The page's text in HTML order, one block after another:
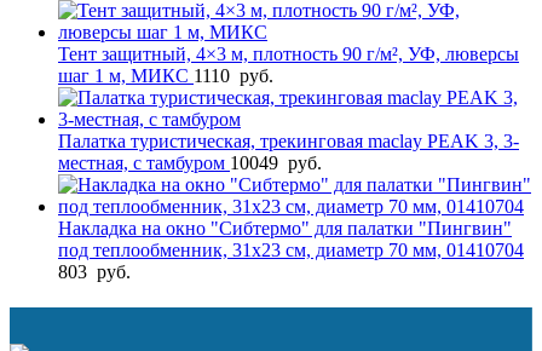
Тент защитный, 4×3 м, плотность 90 г/м², УФ, люверсы
шаг 1 м, МИКС 1110 руб.
Палатка туристическая, трекинговая maclay PEAK 3, 3-
местная, с тамбуром 10049 руб.
Накладка на окно "Сибтермо" для палатки "Пингвин"
под теплообменник, 31х23 см, диаметр 70 мм, 01410704
803 руб.